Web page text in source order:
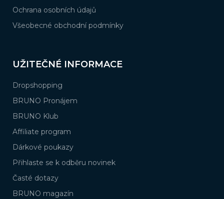
Ochrana osobních údajů
Všeobecné obchodní podmínky
UŽITEČNÉ INFORMACE
Dropshopping
BRUNO Pronájem
BRUNO Klub
Affiliate program
Dárkové poukazy
Přihlaste se k odběru novinek
Časté dotazy
BRUNO magazín